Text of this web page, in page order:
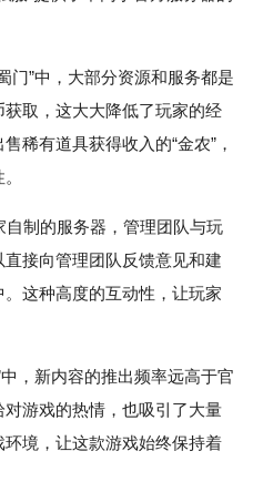
门”中，大部分资源和服务都是
取，这大大降低了玩家的经
稀有道具获得收入的“金农”，
制的服务器，管理团队与玩
接向管理团队反馈意见和建
这种高度的互动性，让玩家
，新内容的推出频率远高于官
游戏的热情，也吸引了大量
境，让这款游戏始终保持着